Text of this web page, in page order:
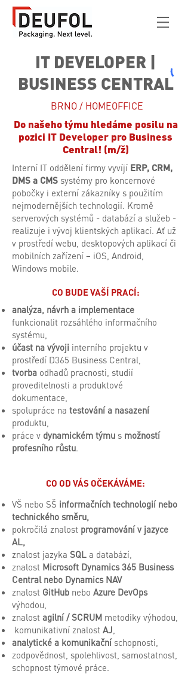
IT DEVELOPER |
BUSINESS CENTRAL
BRNO / HOMEOFFICE
Do našeho týmu hledáme posilu na
pozici IT Developer pro Business
Central! (m/ž)
Interní IT oddělení firmy vyvíjí ERP, CRM,
DMS a CMS systémy pro koncernové
pobočky i externí zákazníky s použitím
nejmodernějších technologií. Kromě
serverových systémů - databází a služeb -
realizuje i vývoj klientských aplikací. Ať už
v prostředí webu, desktopových aplikací či
mobilních zařízení – iOS, Android,
Windows mobile.
CO BUDE VAŠÍ PRACÍ:
analýza, návrh a implementace
funkcionalit rozsáhlého informačního
systému,
účast na vývoji interního projektu v
prostředí D365 Business Central,
tvorba odhadů pracnosti, studií
proveditelnosti a produktové
dokumentace,
spolupráce na testování a nasazení
produktu,
práce v dynamickém týmu s možností
profesního růstu.
CO OD VÁS OČEKÁVÁME:
VŠ nebo SŠ informačních technologií nebo
technického směru,
pokročilá znalost programování v jazyce
AL,
znalost jazyka SQL a databází,
znalost Microsoft Dynamics 365 Business
Central nebo Dynamics NAV
znalost GitHub nebo Azure DevOps
výhodou,
znalost agilní / SCRUM metodiky výhodou,
komunikativní znalost AJ,
analytické a komunikačníschopnosti,
zodpovědnost, spolehlivost, samostatnost,
schopnost týmové práce.